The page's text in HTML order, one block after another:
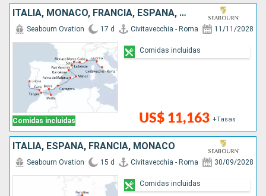
ITALIA, MONACO, FRANCIA, ESPAÑA, MARRUECOS, PORTUGAL
Comidas incluidas
Seabourn Ovation 17 d Civitavecchia - Roma 11/11/2028
US$ 11,163 +Tasas
Comidas incluidas
ITALIA, ESPAÑA, FRANCIA, MONACO
Seabourn Ovation 15 d Civitavecchia - Roma 30/09/2028
Comidas incluidas